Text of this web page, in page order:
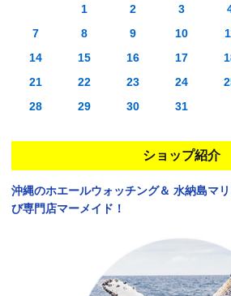
1
2 3
7
8 9 10
14
15 16 17
21
22 23 24
28
29 30 31
ショップ紹介
沖縄のホエールウォッチング＆ 水納島マリ
び専門店マーメイド！